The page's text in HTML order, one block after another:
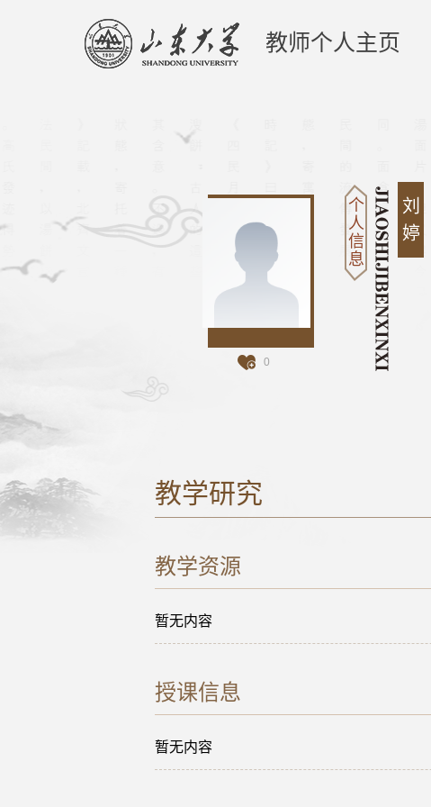
教师个人主页
0
个
人
信
息
刘
婷
教学研究
教学资源
暂无内容
授课信息
暂无内容